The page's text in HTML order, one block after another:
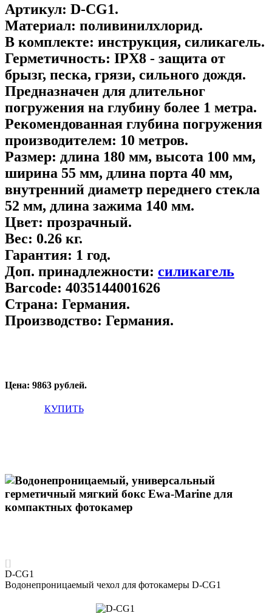
Артикул: D-CG1.
Материал: поливинилхлорид.
В комплекте: инструкция, силикагель.
Герметичность: IPX8 - защита от
брызг, песка, грязи, сильного дождя.
Предназначен для длительног
погружения на глубину более 1 метра.
Рекомендованная глубина погружения
производителем: 10 метров.
Размер: длина 180 мм, высота 100 мм,
ширина 55 мм, длина порта 40 мм,
внутренний диаметр переднего стекла
52 мм, длина зажима 140 мм.
Цвет: прозрачный.
Вес: 0.26 кг.
Гарантия: 1 год.
Доп. принадлежности: cиликагель
Barcode: 4035144001626
Страна: Германия.
Производство: Германия.
Цена: 9863 рублей.
КУПИТЬ
[]
D-CG1
Водонепроницаемый чехол для фотокамеры D-CG1